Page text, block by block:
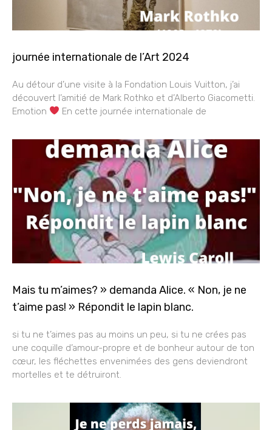
journée internationale de l’Art 2024
Au détour d’une visite à la Fondation Louis Vuitton, j’ai
découvert l’amitié de Mark Rothko et d’Alberto Giacometti.
Emotion
En cette journée internationale de
Mais tu m’aimes? » demanda Alice. « Non, je ne
t’aime pas! » Répondit le lapin blanc.
si tu ne t’aimes pas au moins un peu, si tu ne crées pas
une coquille d’amour-propre et de bonheur autour de ton
cœur, les fléchettes envenimées des gens deviendront
mortelles et te détruiront.